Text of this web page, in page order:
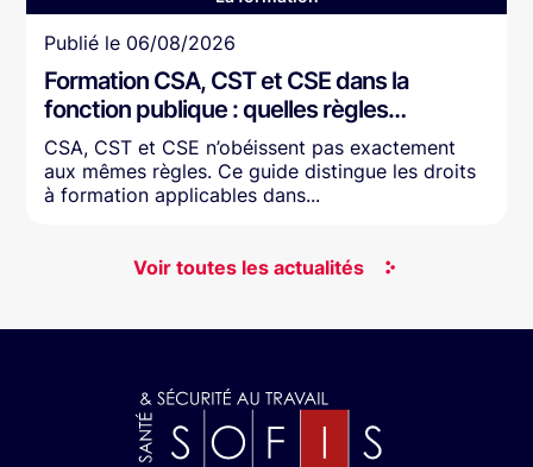
Article
Publié le 06/08/2026
Formation CSA, CST et CSE dans la
fonction publique : quelles règles…
CSA, CST et CSE n’obéissent pas exactement
aux mêmes règles. Ce guide distingue les droits
à formation applicables dans...
Voir toutes les actualités